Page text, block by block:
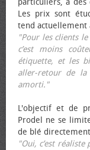
particuliers, à des
Les prix sont
tend actuellement
"Pour les clients
c’est moins
étiquette, et les
aller-retour de la
amorti."
L'objectif et de
Prodel ne se
de blé
"Oui, c’est